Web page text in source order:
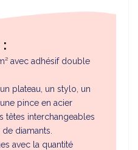
avec adhésif double
plateau, un stylo, un
pince en acier
têtes interchangeables
diamants.
avec la quantité